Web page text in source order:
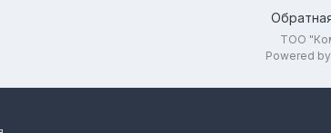
ТОО
Powered